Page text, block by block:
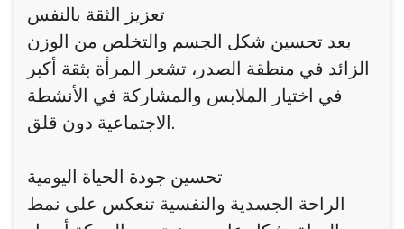
تعزيز الثقة بالنفس
بعد تحسين شكل الجسم والتخلص من الوزن
الزائد في منطقة الصدر، تشعر المرأة بثقة أكبر
في اختيار الملابس والمشاركة في الأنشطة
الاجتماعية دون قلق.
تحسين جودة الحياة اليومية
الراحة الجسدية والنفسية تنعكس على نمط